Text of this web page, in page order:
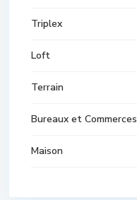
Triplex
Loft
Terrain
Bureaux et Commerces
Maison